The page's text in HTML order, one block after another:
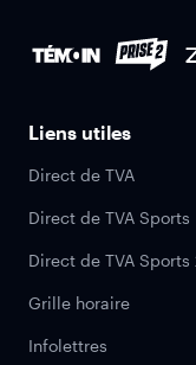
Liens utiles
Direct de TVA
Direct de TVA Sports
Direct de TVA Sports
Grille horaire
Infolettres